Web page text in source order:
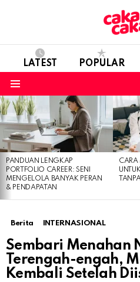
LATEST POPULAR
LATEST
STORIES
PANDUAN LENGKAP
PORTFOLIO CAREER: SENI
MENGELOLA BANYAK PERAN
& PENDAPATAN
CARA
Berita INTERNASIONAL
Sembari Menahan
Terengah-engah,
Kembali Setelah